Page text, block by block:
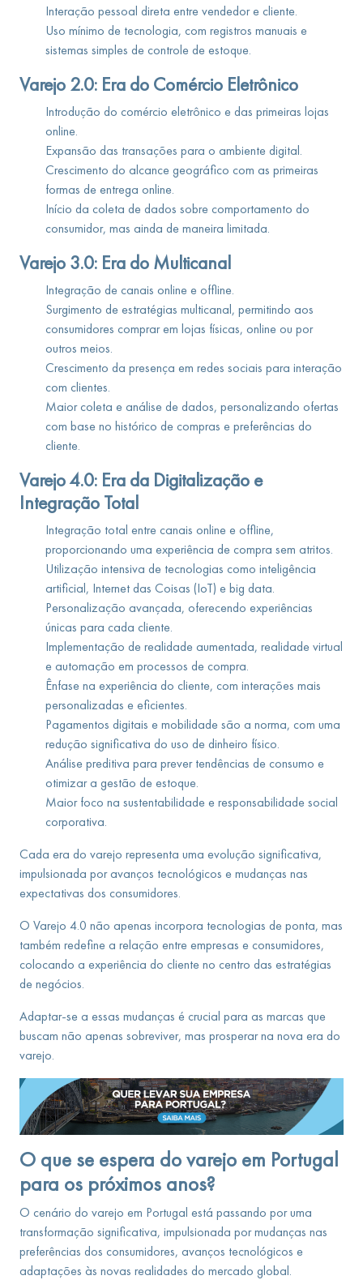
Interação pessoal direta entre vendedor e cliente.
Uso mínimo de tecnologia, com registros manuais e
sistemas simples de controle de estoque.
Varejo 2.0: Era do Comércio Eletrônico
Introdução do comércio eletrônico e das primeiras lojas
online.
Expansão das transações para o ambiente digital.
Crescimento do alcance geográfico com as primeiras
formas de entrega online.
Início da coleta de dados sobre comportamento do
consumidor, mas ainda de maneira limitada.
Varejo 3.0: Era do Multicanal
Integração de canais online e offline.
Surgimento de estratégias multicanal, permitindo aos
consumidores comprar em lojas físicas, online ou por
outros meios.
Crescimento da presença em redes sociais para interação
com clientes.
Maior coleta e análise de dados, personalizando ofertas
com base no histórico de compras e preferências do
cliente.
Varejo 4.0: Era da Digitalização e
Integração Total
Integração total entre canais online e offline,
proporcionando uma experiência de compra sem atritos.
Utilização intensiva de tecnologias como inteligência
artificial, Internet das Coisas (IoT) e big data.
Personalização avançada, oferecendo experiências
únicas para cada cliente.
Implementação de realidade aumentada, realidade virtual
e automação em processos de compra.
Ênfase na experiência do cliente, com interações mais
personalizadas e eficientes.
Pagamentos digitais e mobilidade são a norma, com uma
redução significativa do uso de dinheiro físico.
Análise preditiva para prever tendências de consumo e
otimizar a gestão de estoque.
Maior foco na sustentabilidade e responsabilidade social
corporativa.
Cada era do varejo representa uma evolução significativa,
impulsionada por avanços tecnológicos e mudanças nas
expectativas dos consumidores.
O Varejo 4.0 não apenas incorpora tecnologias de ponta, mas
também redefine a relação entre empresas e consumidores,
colocando a experiência do cliente no centro das estratégias
de negócios.
Adaptar-se a essas mudanças é crucial para as marcas que
buscam não apenas sobreviver, mas prosperar na nova era do
varejo.
O que se espera do varejo em Portugal
para os próximos anos?
O cenário do varejo em Portugal está passando por uma
transformação significativa, impulsionada por mudanças nas
preferências dos consumidores, avanços tecnológicos e
adaptações às novas realidades do mercado global.